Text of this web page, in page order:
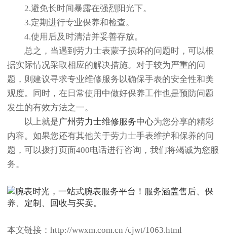
2.避免长时间暴露在强烈阳光下。
3.定期进行专业保养和检查。
4.使用后及时清洁并妥善存放。
总之，当遇到劳力士表蒙子损坏的问题时，可以根
据实际情况采取相应的解决措施。对于较为严重的问
题，则建议寻求专业维修服务以确保手表的安全性和美
观度。同时，在日常使用中做好保养工作也是预防问题
发生的有效方法之一。
以上就是广州劳力士维修服务中心为您分享的精彩
内容。如果您还有其他关于劳力士手表维护和保养的问
题，可以拨打页面400电话进行咨询，我们将竭诚为您服
务。
本文链接：http://wwxm.com.cn /cjwt/1063.html